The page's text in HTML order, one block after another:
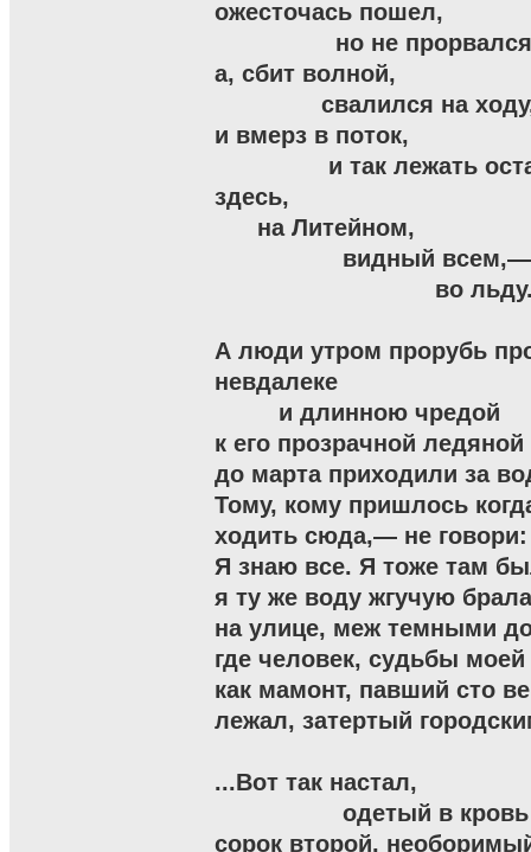
ожесточась пошел,
но не
а, сбит волной,
свалился на
и вмерз в поток,
и так лежать
здесь,
      на Литейном,
                  видный всем,—
во
А люди утром прорубь
невдалеке
         и длинною чредой
к его прозрачной
до марта приходили за
Тому, кому пришлось
ходить сюда,— не говори:
Я знаю все. Я тоже там
я ту же воду жгучую брала
на улице, меж темными
где человек, судьбы моей
как мамонт, павший сто
лежал, затертый
...Вот так настал,
одетый в
сорок второй,